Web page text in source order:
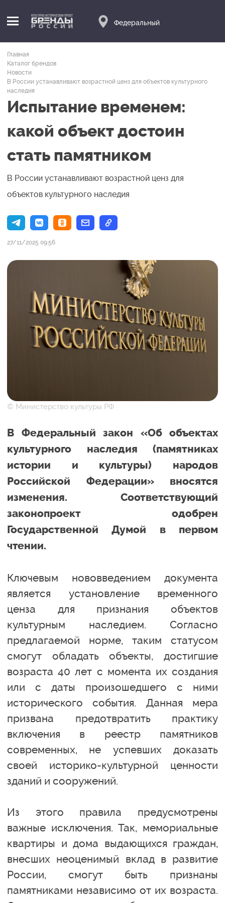
Федеральный
Главная
Каталог брендов
Новости
В России устанавливают возрастной ценз для объектов культурного
наследия
Испытание временем:
какой объект достоин
стать памятником
В России устанавливают возрастной ценз для
объектов культурного наследия
27/11/2025 09:56
© Министерство культуры РФ
В Федеральный закон «Об объектах
культурного наследия (памятниках
истории и культуры) народов
Российской Федерации» вносятся
изменения. Соответствующий
законопроект одобрен
Государственной Думой в первом
чтении.
Ключевым нововведением документа
является установление временного
ценза для признания объектов
культурным наследием. Согласно
предлагаемой норме, таким статусом
смогут обладать объекты, достигшие
возраста 40 лет с момента их создания
или с даты произошедшего с ними
исторического события. Данная мера
призвана предотвратить практику
включения в реестр памятников
современных, не успевших доказать
своей историко-культурной ценности
зданий и сооружений.
Из этого правила предусмотрены
важные исключения. Так, мемориальные
квартиры и дома выдающихся граждан,
внесших неоценимый вклад в развитие
России, смогут быть признаны
памятниками независимо от их возраста.